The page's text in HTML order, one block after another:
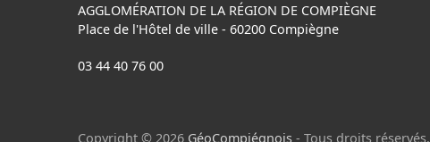
AGGLOMÉRATION DE LA RÉGION DE COMPIÈGNE
Place de l'Hôtel de ville - 60200 Compiègne
03 44 40 76 00
Copyright © 2026 GéoCompiégnois - Tous droits réservés.